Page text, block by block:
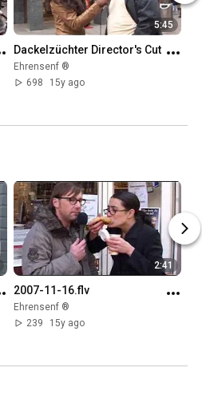
5:45
Dackelzüchter Director's Cut
Ehrensenf ®
698
15y ago
2:41
2007-11-16.flv
Ehrensenf ®
239
15y ago